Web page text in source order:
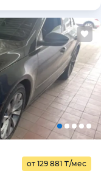
от 129 881 ₸/мес